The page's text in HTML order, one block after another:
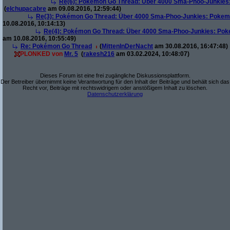
Re(6): Pokémon Go Thread: Über 4000 Sma-Phoo-
(elchupacabre am 09.08.2016, 12:59:44)
Re(3): Pokémon Go Thread: Über 4000 Sma-Phoo-Junkies:
10.08.2016, 10:14:13)
Re(4): Pokémon Go Thread: Über 4000 Sma-Phoo-Junkies:
am 10.08.2016, 10:55:49)
Re: Pokémon Go Thread
(MittenInDerNacht am 30.08.2016, 16:47:48)
PLONKED von Mr. 5 (rakesh216 am 03.02.2024, 10:48:07)
Dieses Forum ist eine frei zugängliche Diskussionsplattform.
Der Betreiber übernimmt keine Verantwortung für den Inhalt der Beiträge und behält sich das
Recht vor, Beiträge mit rechtswidrigem oder anstößigem Inhalt zu löschen.
Datenschutzerklärung